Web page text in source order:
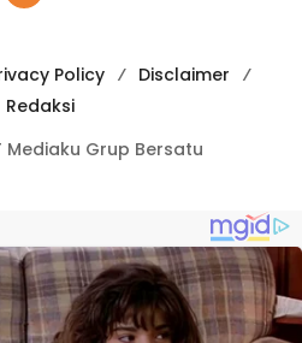
Policy
Disclaimer
Redaksi
Mediaku Grup Bersatu